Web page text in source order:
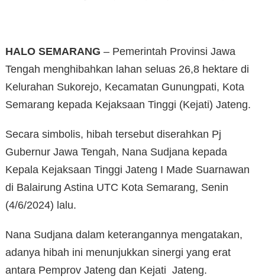
HALO SEMARANG – Pemerintah Provinsi Jawa
Tengah menghibahkan lahan seluas 26,8 hektare di
Kelurahan Sukorejo, Kecamatan Gunungpati, Kota
Semarang kepada Kejaksaan Tinggi (Kejati) Jateng.
Secara simbolis, hibah tersebut diserahkan Pj
Gubernur Jawa Tengah, Nana Sudjana kepada
Kepala Kejaksaan Tinggi Jateng I Made Suarnawan
di Balairung Astina UTC Kota Semarang, Senin
(4/6/2024) lalu.
Nana Sudjana dalam keterangannya mengatakan,
adanya hibah ini menunjukkan sinergi yang erat
antara Pemprov Jateng dan Kejati Jateng.